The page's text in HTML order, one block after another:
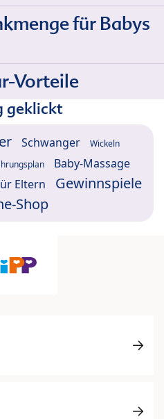
für Babys
Vorteile
geklickt
Schwanger Wickeln
Baby-Massage
Eltern
Gewinnspiele
Shop